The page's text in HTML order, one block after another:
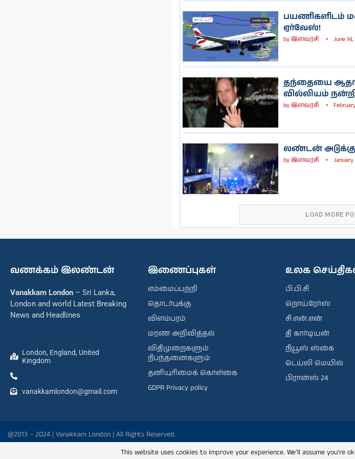
பயணிகளிடம்
ஏர்வேஸ்!
byஇளவரசி June
தந்தையை
வில்லியம் நன்றி
byஇளவரசி
லண்டன்
byஇளவரசி
LOAD MORE
வணக்கம் இலண்டன்
Vanakkam London – Sri Lanka,
London and world Latest Breaking
News and Headlines
London, England, United
Kingdom
vanakkamlondon@gmail.com
இணைப்புகள்
எம்மைப்பற்றி
தொடர்புக்கு
விளம்பரம்
மரண அறிவித்தல்
விதிமுறைகளும்
நிபந்தனைகளும்
தனியுரிமைக் கொள்கை
GDPR Privacy policy
உலக
பி.பி.சி
றொய்ரேர்ஸ்
சி.என்.என்
தி கார்டியன்
நியூஸ் ஸ்கை
டெய்லி மெயில்
பிரான்ஸ் 24
@2013 – 2024 | Vanakkam London | All Rights Reserved.
This website uses cookies to improve your experience. We'll assume you're